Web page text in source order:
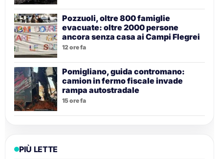
Pozzuoli, oltre 800 famiglie
evacuate: oltre 2000 persone
ancora senza casa ai Campi Flegrei
12 ore fa
Pomigliano, guida contromano:
camion in fermo fiscale invade
rampa autostradale
15 ore fa
PIÙ LETTE